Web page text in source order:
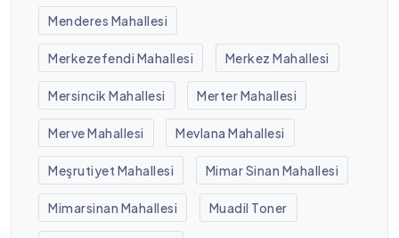
Menderes Mahallesi
Merkezefendi Mahallesi Merkez Mahallesi
Mersincik Mahallesi Merter Mahallesi
Merve Mahallesi Mevlana Mahallesi
Meşrutiyet Mahallesi Mimar Sinan Mahallesi
Mimarsinan Mahallesi Muadil Toner